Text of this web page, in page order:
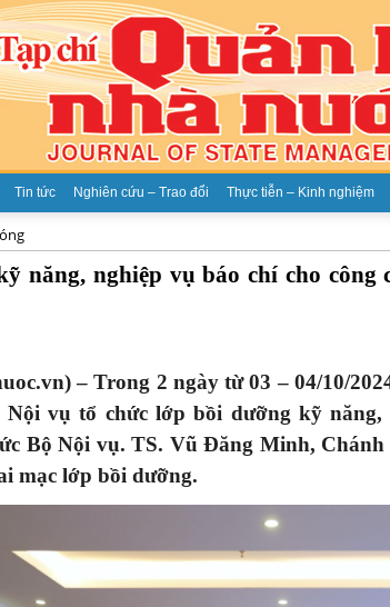
Tin tức Nghiên cứu – Trao đổi Thực tiễn – Kinh nghiệm
năng, nghiệp vụ báo chí cho công
– Trong 2 ngày từ 03 – 04/10/
Nội vụ tổ chức lớp bồi dưỡng kỹ năng,
Bộ Nội vụ. TS. Vũ Đăng Minh,
mạc lớp bồi dưỡng.